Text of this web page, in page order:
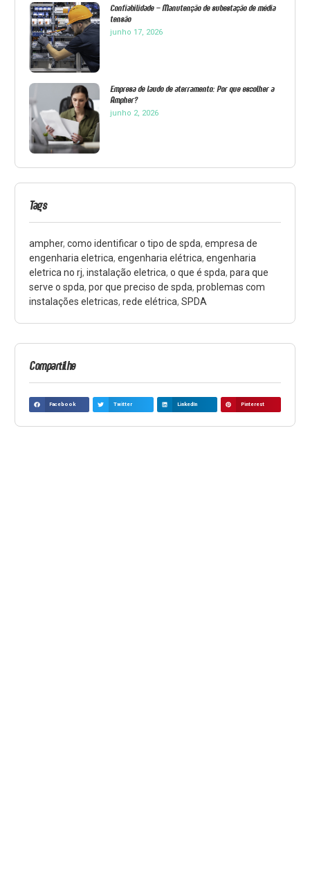
Confiabilidade – Manutenção de subestação de média
tensão
junho 17, 2026
Empresa de laudo de aterramento: Por que escolher a
Ampher?
junho 2, 2026
Tags
ampher, como identificar o tipo de spda, empresa de
engenharia eletrica, engenharia elétrica, engenharia
eletrica no rj, instalação eletrica, o que é spda, para que
serve o spda, por que preciso de spda, problemas com
instalações eletricas, rede elétrica, SPDA
Compartilhe
Facebook Twitter LinkedIn Pinterest